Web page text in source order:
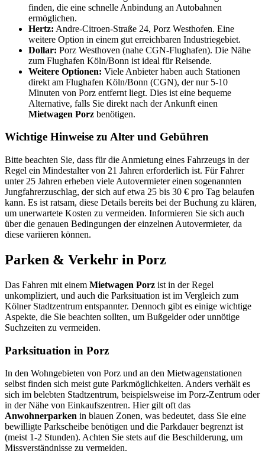
finden, die eine schnelle Anbindung an Autobahnen
ermöglichen.
Hertz: Andre-Citroen-Straße 24, Porz Westhofen. Eine
weitere Option in einem gut erreichbaren Industriegebiet.
Dollar: Porz Westhoven (nahe CGN-Flughafen). Die Nähe
zum Flughafen Köln/Bonn ist ideal für Reisende.
Weitere Optionen: Viele Anbieter haben auch Stationen
direkt am Flughafen Köln/Bonn (CGN), der nur 5-10
Minuten von Porz entfernt liegt. Dies ist eine bequeme
Alternative, falls Sie direkt nach der Ankunft einen
Mietwagen Porz benötigen.
Wichtige Hinweise zu Alter und Gebühren
Bitte beachten Sie, dass für die Anmietung eines Fahrzeugs in der
Regel ein Mindestalter von 21 Jahren erforderlich ist. Für Fahrer
unter 25 Jahren erheben viele Autovermieter einen sogenannten
Jungfahrerzuschlag, der sich auf etwa 25 bis 30 € pro Tag belaufen
kann. Es ist ratsam, diese Details bereits bei der Buchung zu klären,
um unerwartete Kosten zu vermeiden. Informieren Sie sich auch
über die genauen Bedingungen der einzelnen Autovermieter, da
diese variieren können.
Parken & Verkehr in Porz
Das Fahren mit einem Mietwagen Porz ist in der Regel
unkompliziert, und auch die Parksituation ist im Vergleich zum
Kölner Stadtzentrum entspannter. Dennoch gibt es einige wichtige
Aspekte, die Sie beachten sollten, um Bußgelder oder unnötige
Suchzeiten zu vermeiden.
Parksituation in Porz
In den Wohngebieten von Porz und an den Mietwagenstationen
selbst finden sich meist gute Parkmöglichkeiten. Anders verhält es
sich im belebten Stadtzentrum, beispielsweise im Porz-Zentrum oder
in der Nähe von Einkaufszentren. Hier gilt oft das
Anwohnerparken in blauen Zonen, was bedeutet, dass Sie eine
bewilligte Parkscheibe benötigen und die Parkdauer begrenzt ist
(meist 1-2 Stunden). Achten Sie stets auf die Beschilderung, um
Missverständnisse zu vermeiden.